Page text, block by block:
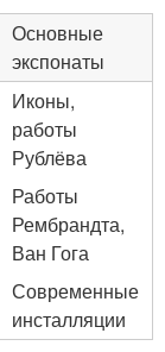
Основные
экспонаты
Иконы,
работы
Рублёва
Работы
Рембрандта,
Ван Гога
Современные
инсталляции